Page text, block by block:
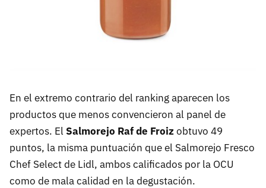
En el extremo contrario del ranking aparecen los
productos que menos convencieron al panel de
expertos. El Salmorejo Raf de Froizobtuvo 49
puntos, la misma puntuación que el Salmorejo Fresco
Chef Select de Lidl, ambos calificados por la OCU
como de mala calidad en la degustación.